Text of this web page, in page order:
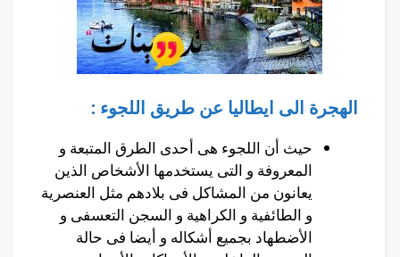
الهجرة الى ايطاليا عن طريق اللجوء :
حيث أن اللجوء هى أحدى الطرق المتبعة و
المعروفة و التى يستخدمها الأشخاص الذين
يعانون من المشاكل فى بلادهم مثل العنصرية
و الطائفية و الكراهية و السجن التعسفى و
الأضطهاد بجميع أشكاله و أيضا فى حالة